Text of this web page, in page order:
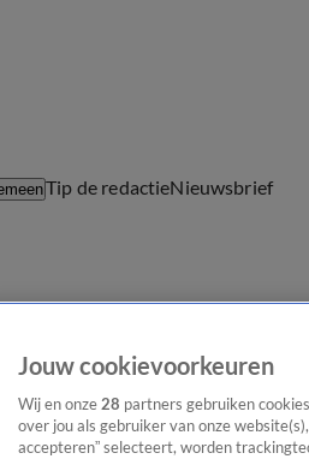
Tip de redactieNieuwsbrief
Jouw cookievoorkeuren
Wij en onze 28 partners gebruiken
over jou als gebruiker van onze
accepteren” selecteert, worden